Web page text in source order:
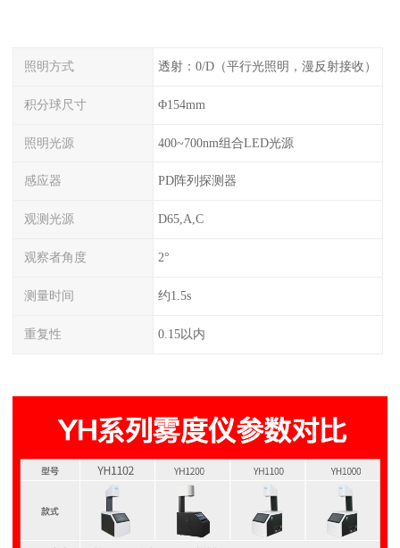
照明方式 透射：0/D（平行光照明，漫反射接收）
积分球尺寸 Φ154mm
照明光源 400~700nm组合LED光源
感应器 PD阵列探测器
观测光源 D65,A,C
观察者角度 2°
测量时间 约1.5s
重复性 0.15以内